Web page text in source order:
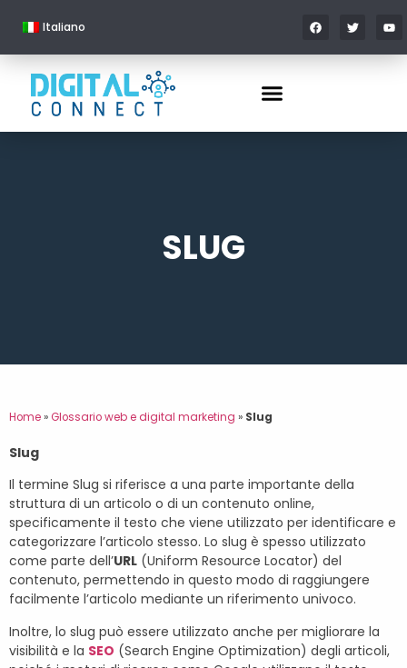
Italiano
SLUG
Home»Glossario web e digital marketing » Slug
Slug
Il termine Slug si riferisce a una parte importante della
struttura di un articolo o di un contenuto online,
specificamente il testo che viene utilizzato per identificare e
categorizzare l’articolo stesso. Lo slug è spesso utilizzato
come parte dell’URL (Uniform Resource Locator) del
contenuto, permettendo in questo modo di raggiungere
facilmente l’articolo mediante un riferimento univoco.
Inoltre, lo slug può essere utilizzato anche per migliorare la
visibilità e la SEO (Search Engine Optimization) degli articoli,